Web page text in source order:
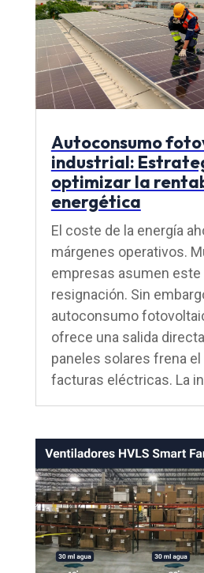
Autoconsumo
industrial:
optimizar la
energética
El coste de la energía
márgenes operativos.
empresas asumen este
resignación. Sin
autoconsumo
ofrece una salida
paneles solares frena
facturas eléctricas. La